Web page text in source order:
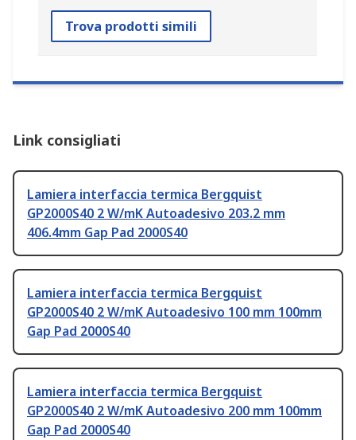
Trova prodotti simili
Link consigliati
Lamiera interfaccia termica Bergquist
GP2000S40 2 W/mK Autoadesivo 203.2 mm
406.4mm Gap Pad 2000S40
Lamiera interfaccia termica Bergquist
GP2000S40 2 W/mK Autoadesivo 100 mm 100mm
Gap Pad 2000S40
Lamiera interfaccia termica Bergquist
GP2000S40 2 W/mK Autoadesivo 200 mm 100mm
Gap Pad 2000S40